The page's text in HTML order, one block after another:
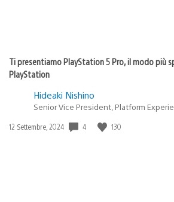
Ti presentiamo PlayStation 5 Pro, il modo più
PlayStation
Hideaki Nishino
Senior Vice President, Platform
Data
12 Settembre, 2024 4 130